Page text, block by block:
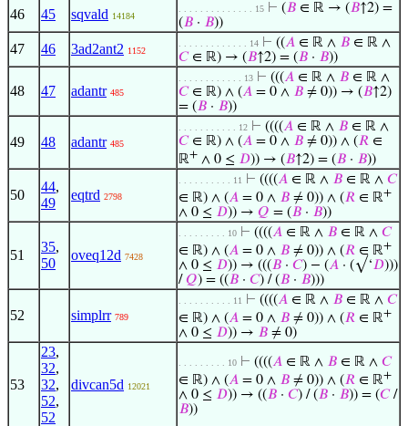
46 45 sqvald 14184
. . . . . . . . . . . . . . 15 ⊢ (𝐵 ∈ ℝ → (𝐵↑2) =
(𝐵 · 𝐵))
47 46 3ad2ant2 1152
. . . . . . . . . . . . . 14 ⊢ ((𝐴 ∈ ℝ ∧ 𝐵 ∈ ℝ ∧
𝐶∈ ℝ) → (𝐵↑2) = (𝐵 · 𝐵))
48 47 adantr 485
. . . . . . . . . . . . 13 ⊢ (((𝐴 ∈ ℝ ∧ 𝐵 ∈ ℝ ∧
𝐶∈ ℝ) ∧ (𝐴 = 0 ∧ 𝐵 ≠ 0)) → (𝐵↑2)
= (𝐵 · 𝐵))
49 48 adantr 485
. . . . . . . . . . . 12 ⊢ ((((𝐴 ∈ ℝ ∧ 𝐵 ∈ ℝ ∧
𝐶∈ ℝ) ∧ (𝐴 = 0 ∧ 𝐵 ≠ 0)) ∧ (𝑅 ∈
ℝ+ ∧ 0 ≤ 𝐷)) → (𝐵↑2) = (𝐵 · 𝐵))
50
44,
49
eqtrd 2798
. . . . . . . . . . 11 ⊢ ((((𝐴 ∈ ℝ ∧ 𝐵 ∈ ℝ ∧ 𝐶
∈ ℝ) ∧ (𝐴 = 0 ∧ 𝐵 ≠ 0)) ∧ (𝑅 ∈ ℝ+
∧ 0 ≤ 𝐷)) → 𝑄 = (𝐵 · 𝐵))
51
35,
50
oveq12d 7428
. . . . . . . . . 10 ⊢ ((((𝐴 ∈ ℝ ∧ 𝐵 ∈ ℝ ∧ 𝐶
∈ ℝ) ∧ (𝐴 = 0 ∧ 𝐵 ≠ 0)) ∧ (𝑅 ∈ ℝ+
∧ 0 ≤ 𝐷)) → (((𝐵 · 𝐶) − (𝐴 · (√‘𝐷)))
/𝑄) = ((𝐵 · 𝐶) / (𝐵 · 𝐵)))
52 simplrr 789
. . . . . . . . . . 11 ⊢ ((((𝐴 ∈ ℝ ∧ 𝐵 ∈ ℝ ∧ 𝐶
∈ ℝ) ∧ (𝐴 = 0 ∧ 𝐵 ≠ 0)) ∧ (𝑅 ∈ ℝ+
∧ 0 ≤ 𝐷)) → 𝐵 ≠ 0)
53
23,
32,
32,
52,
52
divcan5d 12021
. . . . . . . . . 10 ⊢ ((((𝐴 ∈ ℝ ∧ 𝐵 ∈ ℝ ∧ 𝐶
∈ ℝ) ∧ (𝐴 = 0 ∧ 𝐵 ≠ 0)) ∧ (𝑅 ∈ ℝ+
∧ 0 ≤ 𝐷)) → ((𝐵 · 𝐶) / (𝐵 · 𝐵)) = (𝐶/
𝐵))